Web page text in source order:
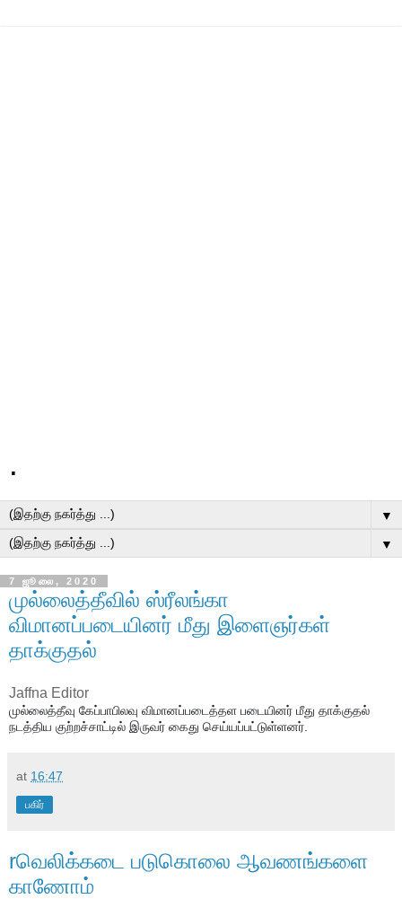
.
▼
▼
7 ஜூலை, 2020
முல்லைத்தீவில் ஸ்ரீலங்கா
விமானப்படையினர் மீது இளைஞர்கள்
தாக்குதல்
Jaffna Editor
முல்லைத்தீவு கேப்பாபிலவு விமானப்படைத்தள படையினர் மீது தாக்குதல்
நடத்திய குற்றச்சாட்டில் இருவர் கைது செய்யப்பட்டுள்ளனர்.
at 16:47
பகிர்
rவெலிக்கடை படுகொலை ஆவணங்களை
காணோம்